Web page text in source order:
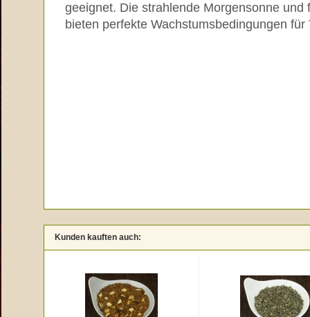
geeignet. Die strahlende Morgensonne und
bieten perfekte Wachstumsbedingungen für
Kunden kauften auch: